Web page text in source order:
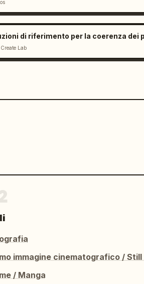
finalmente riprendere
accolta.
illuminazione
Lab
/ Manga